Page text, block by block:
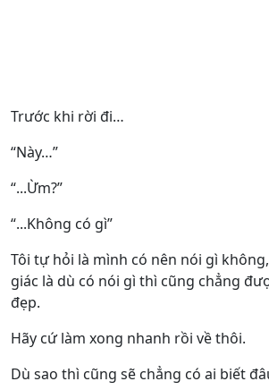
Trước khi rời đi…
“Này…”
“...Ừm?”
“...Không có gì”
Tôi tự hỏi là mình có nên nói gì
giác là dù có nói gì thì cũng chẳng
đẹp.
Hãy cứ làm xong nhanh rồi về thôi.
Dù sao thì cũng sẽ chẳng có ai biết